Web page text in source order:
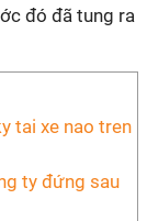
đó đã tung ra
ty đứng sau